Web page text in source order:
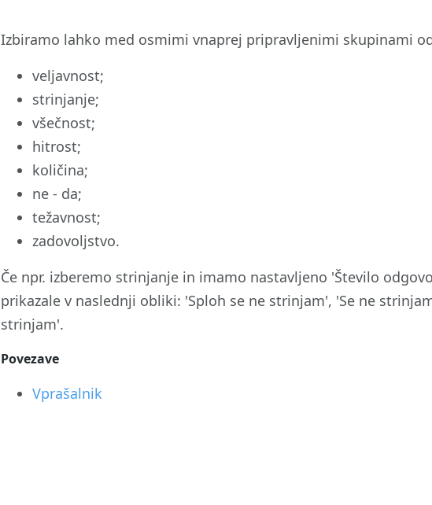
Izbiramo lahko med osmimi vnaprej pripravljenimi skupinami
veljavnost;
strinjanje;
všečnost;
hitrost;
količina;
ne - da;
težavnost;
zadovoljstvo.
Če npr. izberemo strinjanje in imamo nastavljeno 'Število
prikazale v naslednji obliki: 'Sploh se ne strinjam', 'Se ne
strinjam'.
Povezave
Vprašalnik